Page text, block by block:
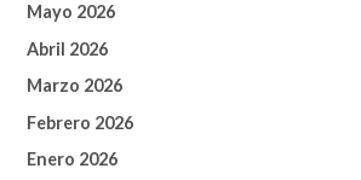
Mayo 2026
Abril 2026
Marzo 2026
Febrero 2026
Enero 2026